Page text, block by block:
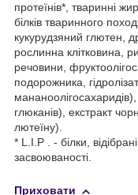
протеїнів*, тваринні
білків тваринного
кукурудзяний глютен,
рослинна клітковина,
речовини,
подорожника,
глюканів), екстракт
лютеїну).
* L.I.P . - білки,
засвоюваності.
Приховати